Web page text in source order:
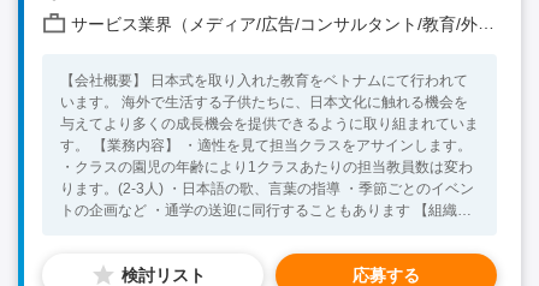
サービス業界（メディア/広告/コンサルタント/教育/外食/飲食/美容/娯楽/士業 他）
【会社概要】 日本式を取り入れた教育をベトナムにて行われて
います。 海外で生活する子供たちに、日本文化に触れる機会を
与えてより多くの成長機会を提供できるように取り組まれていま
す。 【業務内容】 ・適性を見て担当クラスをアサインします。
・クラスの園児の年齢により1クラスあたりの担当教員数は変わ
ります。(2-3人) ・日本語の歌、言葉の指導 ・季節ごとのイベン
トの企画など ・通学の送迎に同行することもあります 【組織構
大学の卒業資格 (労働許可書申請の為) ・資格：日本の保育士資
検討リスト 応募する